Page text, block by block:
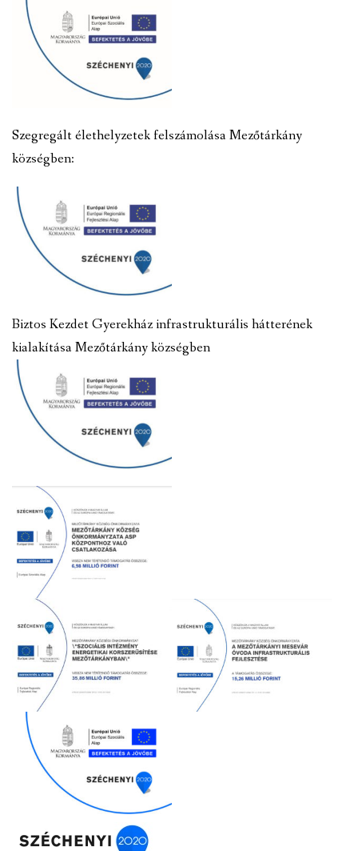
Szegregált élethelyzetek felszámolása Mezőtárkány
községben:
Biztos Kezdet Gyerekház infrastrukturális hátterének
kialakítása Mezőtárkány községben